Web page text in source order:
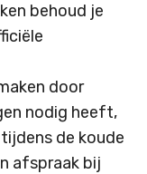
behoud je
door
nodig heeft,
de koude
afspraak bij